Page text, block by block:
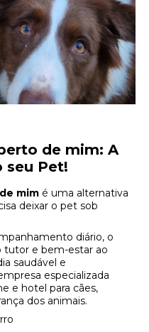
de mim: A
seu Pet!
mim é uma alternativa
deixar o pet sob
diário, o
tutor e bem-estar ao
saudável e
especializada
e hotel para cães,
dos animais.